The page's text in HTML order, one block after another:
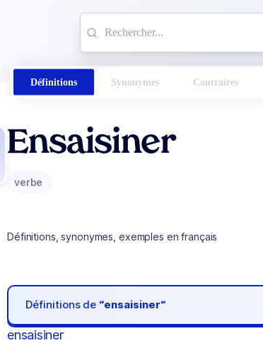
Définitions Synonymes Contraires
Ensaisiner
verbe
Définitions, synonymes, exemples en français
Définitions de “ensaisiner“
ensaisiner